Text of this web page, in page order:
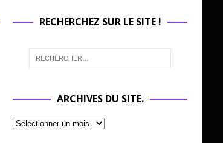
RECHERCHEZ SUR LE SITE !
ARCHIVES DU SITE.